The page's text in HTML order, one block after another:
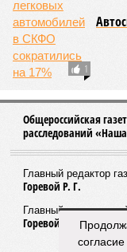
стали реже
04/08
В Северной
на базе
04/08
Школьный
04/08
В Дагестане
участков